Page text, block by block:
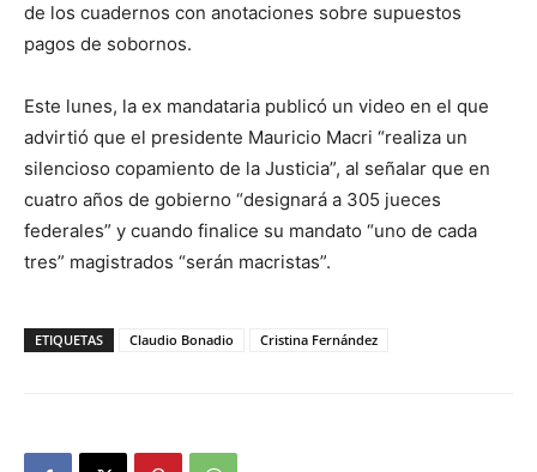
de los cuadernos con anotaciones sobre supuestos
pagos de sobornos.
Este lunes, la ex mandataria publicó un video en el que
advirtió que el presidente Mauricio Macri “realiza un
silencioso copamiento de la Justicia”, al señalar que en
cuatro años de gobierno “designará a 305 jueces
federales” y cuando finalice su mandato “uno de cada
tres” magistrados “serán macristas”.
ETIQUETAS Claudio Bonadio Cristina Fernández